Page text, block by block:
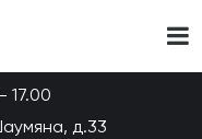
17.00
д.33